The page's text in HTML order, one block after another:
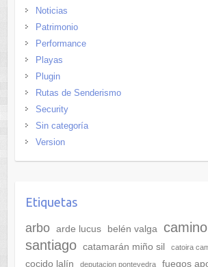
Noticias
Patrimonio
Performance
Playas
Plugin
Rutas de Senderismo
Security
Sin categoría
Version
Etiquetas
arbo arde lucus belén valga
santiago catamarán miño sil catoira
cocido lalín
deputacion pontevedra fuegos